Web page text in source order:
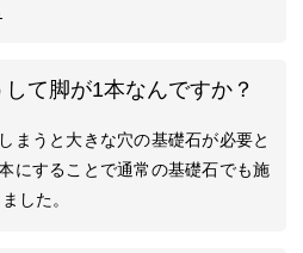
て脚が1本なんですか？
まうと大きな穴の基礎石が必要と
にすることで通常の基礎石でも施
した。